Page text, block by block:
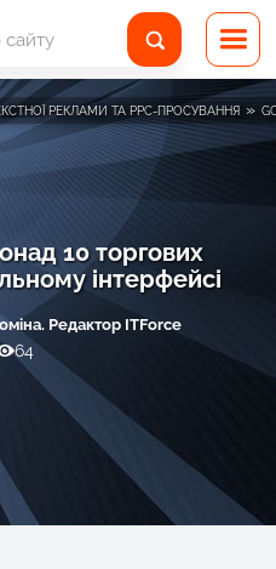
РЕКЛАМИ ТА PPC-ПРОСУВАННЯ »
10 торгових
інтерфейсі
Редактор ITForce
64